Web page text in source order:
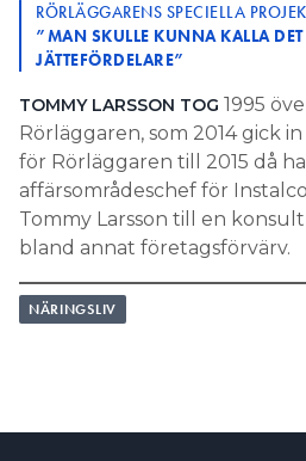
RÖRLÄGGARENS SPECIELLA
”MAN SKULLE KUNNA KALLA
JÄTTEFÖRDELARE”
TOMMY LARSSON TOG 1995
Rörläggaren, som 2014 gick
för Rörläggaren till 2015 då
affärsområdeschef för
Tommy Larsson till en
bland annat företagsförvärv.
NÄRINGSLIV